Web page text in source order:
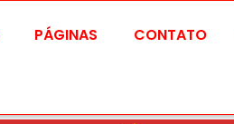
PÁGINAS CONTATO